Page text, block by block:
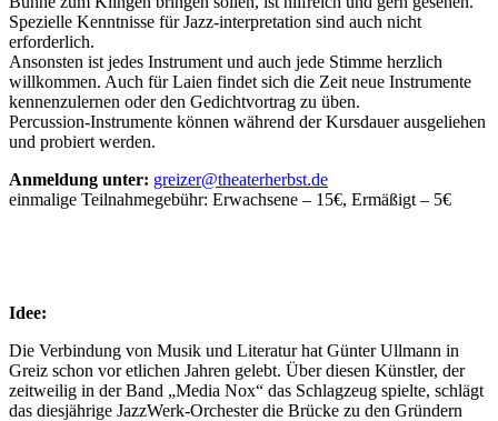
Spezielle Kenntnisse für Jazz-interpretation sind auch nicht
erforderlich.
Ansonsten ist jedes Instrument und auch jede Stimme herzlich
willkommen. Auch für Laien findet sich die Zeit neue Instrumente
kennenzulernen oder den Gedichtvortrag zu üben.
Percussion-Instrumente können während der Kursdauer ausgeliehen
und probiert werden.
Anmeldung unter: greizer@theaterherbst.de
einmalige Teilnahmegebühr: Erwachsene – 15€, Ermäßigt – 5€
Idee:
Die Verbindung von Musik und Literatur hat Günter Ullmann in
Greiz schon vor etlichen Jahren gelebt. Über diesen Künstler, der
zeitweilig in der Band „Media Nox“ das Schlagzeug spielte, schlägt
das diesjährige JazzWerk-Orchester die Brücke zu den Gründern